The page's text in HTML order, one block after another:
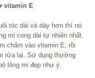
vitamin E
tóc dài và dày hơn thì nó
mi cong dài tự nhiên nhất.
chấm vào vitamin E, rồi
rửa lại. Sử dụng thường
lông mi đẹp như ý.